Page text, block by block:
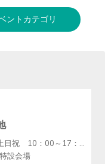
る
ントカテゴリ
：00～17：00（12～13休憩）
設会場